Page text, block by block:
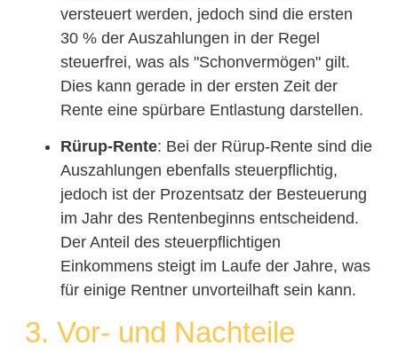
versteuert werden, jedoch sind die ersten
30 % der Auszahlungen in der Regel
steuerfrei, was als "Schonvermögen" gilt.
Dies kann gerade in der ersten Zeit der
Rente eine spürbare Entlastung darstellen.
Rürup-Rente: Bei der Rürup-Rente sind die
Auszahlungen ebenfalls steuerpflichtig,
jedoch ist der Prozentsatz der Besteuerung
im Jahr des Rentenbeginns entscheidend.
Der Anteil des steuerpflichtigen
Einkommens steigt im Laufe der Jahre, was
für einige Rentner unvorteilhaft sein kann.
3. Vor- und Nachteile